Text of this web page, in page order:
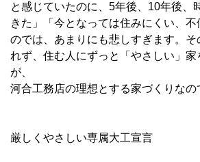
と感じていたのに、5年後、10年後、
きた」「今となっては住みにくい、不
のでは、あまりにも悲しすぎます。
れず、住む人にずっと「やさしい」
が、
河合工務店の理想とする家づくりなの
厳しくやさしい専属大工宣言